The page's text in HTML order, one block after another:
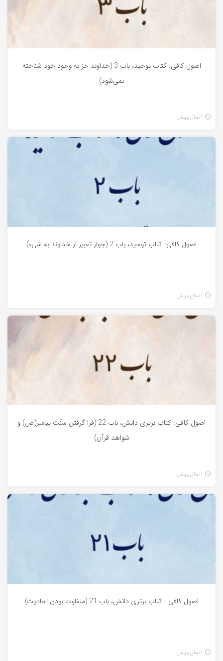
اصول کافی: کتاب توحید، باب 3 (خداوند جز به وجود خود شناخته
نمی‌شود)
1 سال پیش
اصول کافی: کتاب توحید، باب 2 (جواز تعبیر از خداوند به شیء)
1 سال پیش
اصول کافی: کتاب برتری دانش، باب 22 (فرا گرفتن سنّت پیامبر(ص) و
شواهد قرآن)
1 سال پیش
اصول کافی : کتاب برتری دانش، باب 21 (متفاوت بودن احادیث)
1 سال پیش